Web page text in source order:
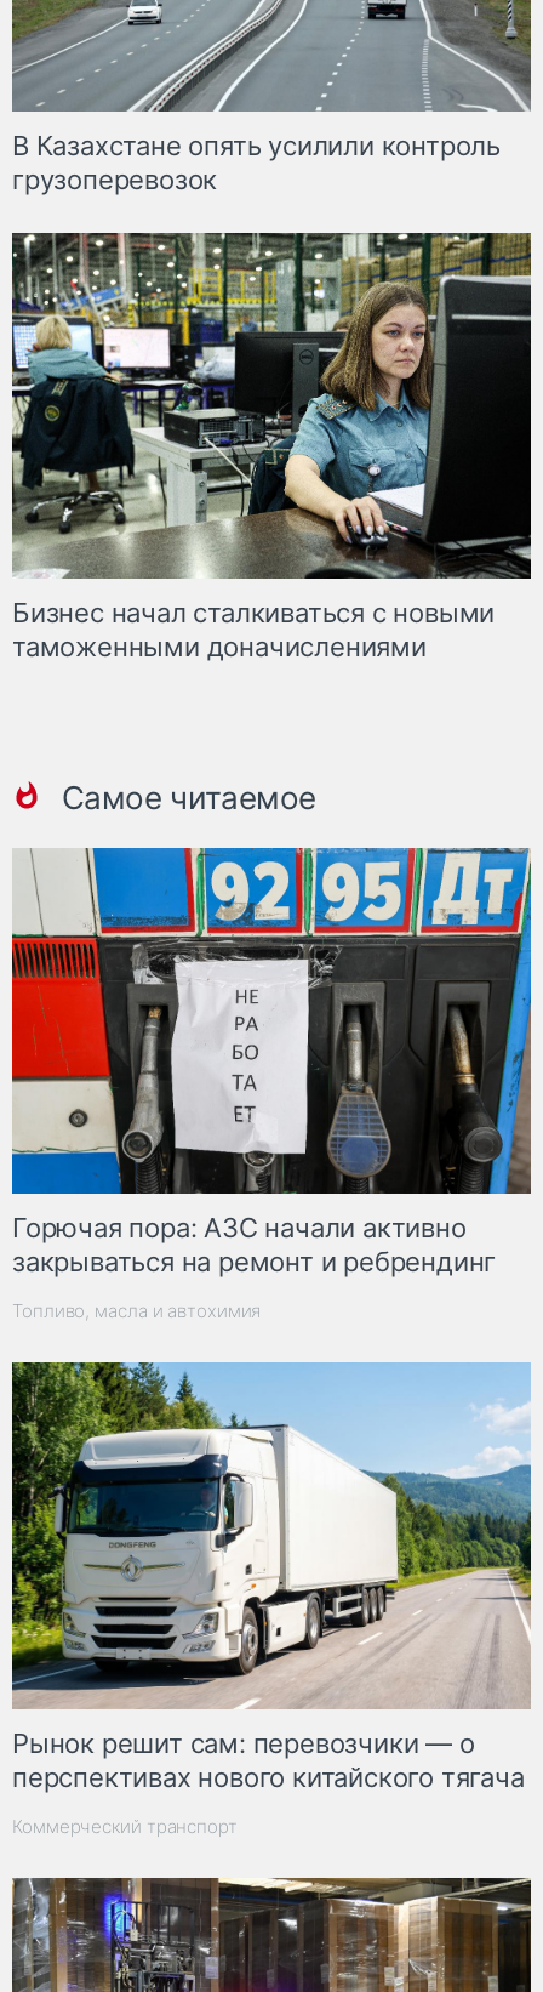
В Казахстане опять усилили контроль
грузоперевозок
Бизнес начал сталкиваться с новыми
таможенными доначислениями
Самое читаемое
Горючая пора: АЗС начали активно
закрываться на ремонт и ребрендинг
Топливо, масла и автохимия
Рынок решит сам: перевозчики — о
перспективах нового китайского тягача
Коммерческий транспорт